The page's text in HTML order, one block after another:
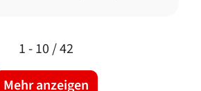
1 -10/ 42
Mehr anzeigen